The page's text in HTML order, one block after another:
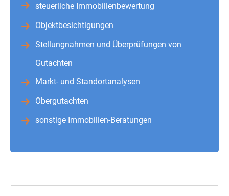
steuerliche Immobilienbewertung
Objektbesichtigungen
Stellungnahmen und Überprüfungen von
Gutachten
Markt- und Standortanalysen
Obergutachten
sonstige Immobilien-Beratungen